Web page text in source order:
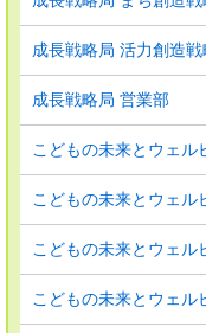
成長戦略局 活力創造戦
成長戦略局 営業部
こどもの未来とウェル
こどもの未来とウェル
こどもの未来とウェル
こどもの未来とウェル